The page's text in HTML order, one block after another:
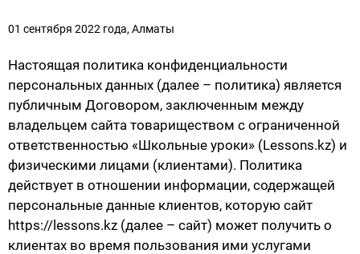
01 сентября 2022 года, Алматы
Настоящая политика конфиденциальности
персональных данных (далее – политика) является
публичным Договором, заключенным между
владельцем сайта товариществом с ограниченной
ответственностью «Школьные уроки» (Lessons.kz) и
физическими лицами (клиентами). Политика
действует в отношении информации, содержащей
персональные данные клиентов, которую сайт
https://lessons.kz (далее – сайт) может получить о
клиентах во время пользования ими услугами